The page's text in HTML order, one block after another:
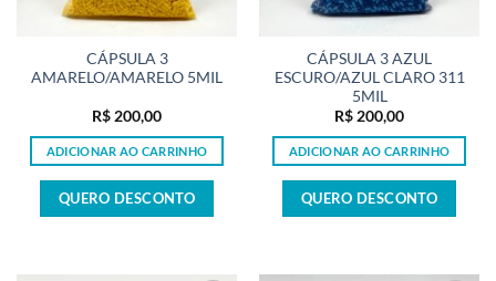
CÁPSULA 3
AMARELO/AMARELO 5MIL
R$ 200,00
ADICIONAR AO CARRINHO
QUERO DESCONTO
CÁPSULA 3 AZUL
ESCURO/AZUL CLARO 311
5MIL
R$ 200,00
ADICIONAR AO CARRINHO
QUERO DESCONTO